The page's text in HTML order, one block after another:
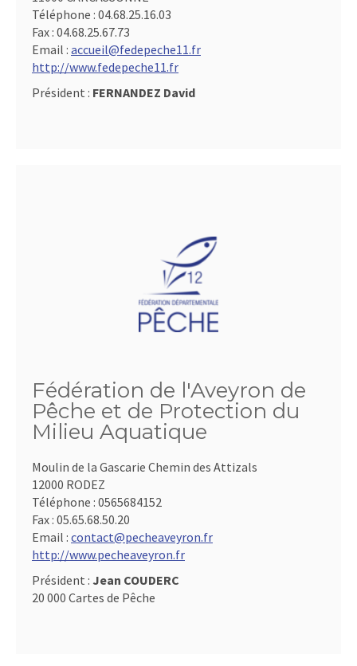
Téléphone : 04.68.25.16.03
Fax : 04.68.25.67.73
Email : accueil@fedepeche11.fr
http://www.fedepeche11.fr
Président : FERNANDEZ David
Fédération de l'Aveyron de
Pêche et de Protection du
Milieu Aquatique
Moulin de la Gascarie Chemin des Attizals
12000 RODEZ
Téléphone : 0565684152
Fax : 05.65.68.50.20
Email : contact@pecheaveyron.fr
http://www.pecheaveyron.fr
Président : Jean COUDERC
20 000 Cartes de Pêche